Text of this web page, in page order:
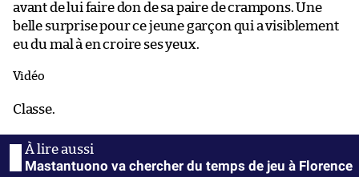
avant de lui faire don de sa paire de crampons. Une
belle surprise pour ce jeune garçon qui a visiblement
eu du mal à en croire ses yeux.
Vidéo
Classe.
Mastantuono va chercher du temps de jeu à Florence